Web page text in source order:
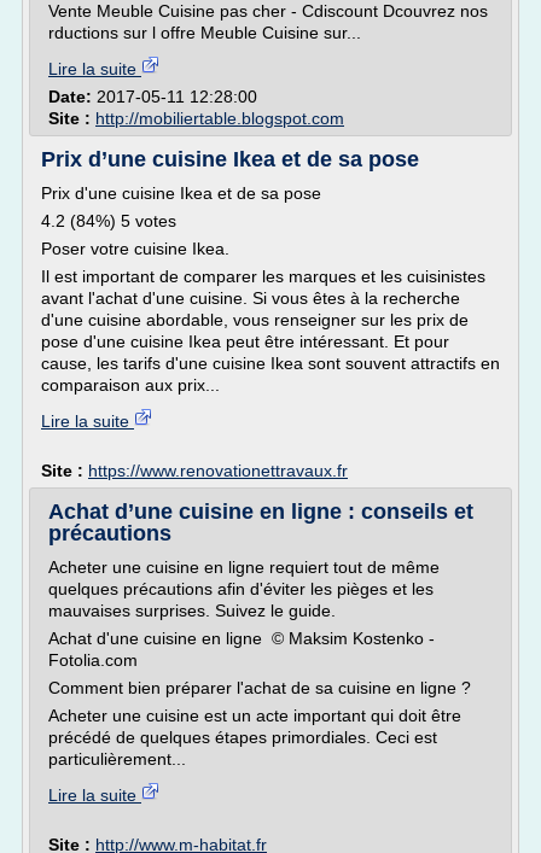
Vente Meuble Cuisine pas cher - Cdiscount Dcouvrez nos
rductions sur l offre Meuble Cuisine sur...
Lire la suite
Date: 2017-05-11 12:28:00
Site : http://mobiliertable.blogspot.com
Prix d’une cuisine Ikea et de sa pose
Prix d'une cuisine Ikea et de sa pose
4.2 (84%) 5 votes
Poser votre cuisine Ikea.
Il est important de comparer les marques et les cuisinistes
avant l'achat d'une cuisine. Si vous êtes à la recherche
d'une cuisine abordable, vous renseigner sur les prix de
pose d'une cuisine Ikea peut être intéressant. Et pour
cause, les tarifs d'une cuisine Ikea sont souvent attractifs en
comparaison aux prix...
Lire la suite
Site : https://www.renovationettravaux.fr
Achat d’une cuisine en ligne : conseils et
précautions
Acheter une cuisine en ligne requiert tout de même
quelques précautions afin d'éviter les pièges et les
mauvaises surprises. Suivez le guide.
Achat d'une cuisine en ligne © Maksim Kostenko -
Fotolia.com
Comment bien préparer l'achat de sa cuisine en ligne ?
Acheter une cuisine est un acte important qui doit être
précédé de quelques étapes primordiales. Ceci est
particulièrement...
Lire la suite
Site : http://www.m-habitat.fr